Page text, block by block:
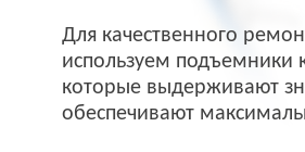
Для качественного
используем подъемники
которые выдерживают
обеспечивают